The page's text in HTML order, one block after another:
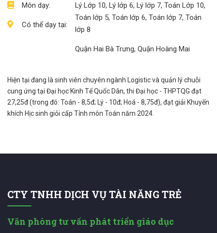
Môn dạy:
Có thể dạy tại:
Lý Lớp 10, Lý lớp 6, Lý lớp 7, Toán Lớp 10,
Toán lớp 5, Toán lớp 6, Toán lớp 7, Toán
lớp 8
Quận Hai Bà Trưng, Quận Hoàng Mai
Hiện tại đang là sinh viên chuyên ngành Logistic và quản lý chuỗi
cung ứng tại Đại học Kinh Tế Quốc Dân, thi Đại học - THPTQG đạt
27,25đ (trong đó: Toán - 8,5đ; Lý - 10đ; Hoá - 8,75đ), đạt giải Khuyến
khích Hịc sinh giỏi cấp Tỉnh môn Toán năm 2024.
CTY TNHH DỊCH VỤ TÀI NĂNG TRẺ
Văn phòng tư vấn phát triển giáo dục